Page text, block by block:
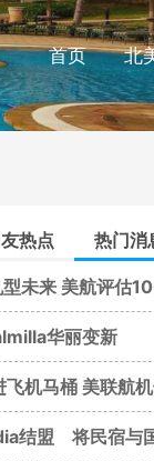
首页 北
热点 热门消
美航评估100座级经
华丽变新
马桶 美联航机长惹
盟 将民宿与国际接